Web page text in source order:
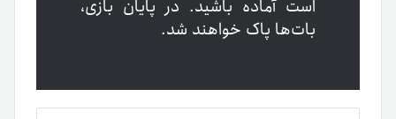
است آماده باشید. در پایان بازی،
بات‌ها پاک خواهند شد.